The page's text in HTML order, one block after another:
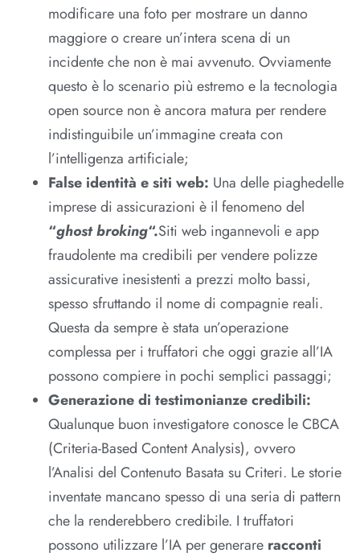
modificare una foto per mostrare un danno
maggiore o creare un’intera scena di un
incidente che non è mai avvenuto. Ovviamente
questo è lo scenario più estremo e la tecnologia
open source non è ancora matura per rendere
indistinguibile un’immagine creata con
l’intelligenza artificiale;
False identità e siti web: Una delle piaghedelle
imprese di assicurazioni è il fenomeno del
“ghost broking“.Siti web ingannevoli e app
fraudolente ma credibili per vendere polizze
assicurative inesistenti a prezzi molto bassi,
spesso sfruttando il nome di compagnie reali.
Questa da sempre è stata un’operazione
complessa per i truffatori che oggi grazie all’IA
possono compiere in pochi semplici passaggi;
Generazione di testimonianze credibili:
Qualunque buon investigatore conosce le CBCA
(Criteria-Based Content Analysis), ovvero
l’Analisi del Contenuto Basata su Criteri. Le storie
inventate mancano spesso di una seria di pattern
che la renderebbero credibile. I truffatori
possono utilizzare l’IA per generare racconti